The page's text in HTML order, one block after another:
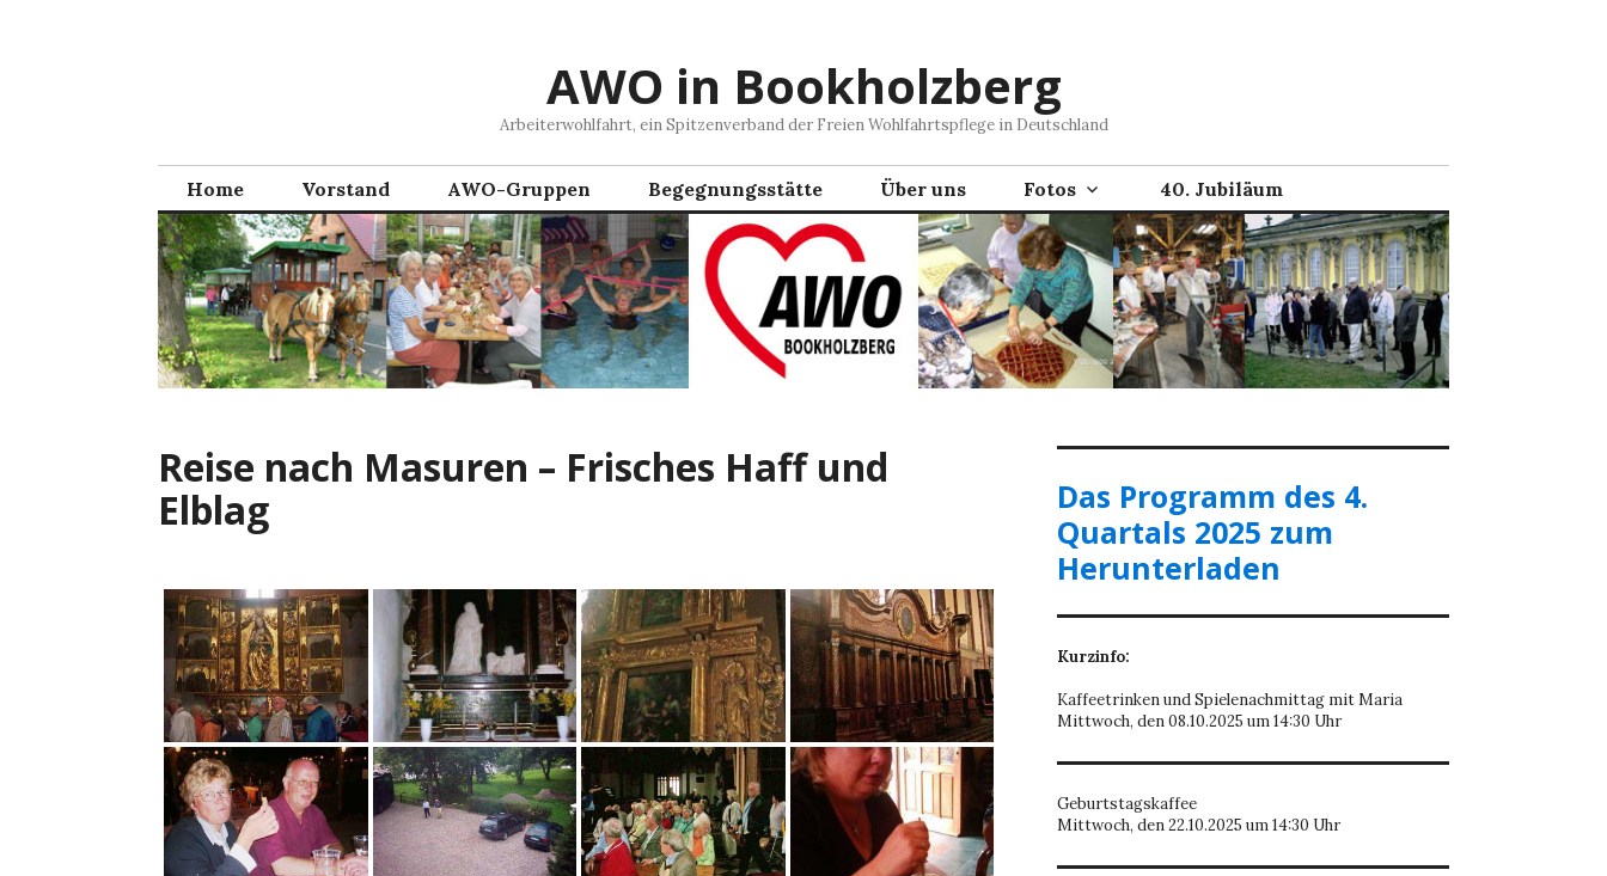
AWO in Bookholzberg
Arbeiterwohlfahrt, ein Spitzenverband der Freien Wohlfahrtspflege in Deutschland
Home Vorstand AWO-Gruppen Begegnungsstätte Über uns Fotos 40. Jubiläum
Reise nach Masuren – Frisches Haff und
Elblag
Das Programm des 4.
Quartals 2025 zum
Herunterladen
Kurzinfo:
Kaffeetrinken und Spielenachmittag mit Maria
Mittwoch, den 08.10.2025 um 14:30 Uhr
Geburtstagskaffee
Mittwoch, den 22.10.2025 um 14:30 Uhr